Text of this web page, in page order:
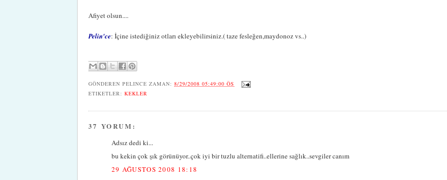
Afiyet olsun....
Pelin'ce: İçine istediğiniz otları ekleyebilirsiniz.( taze fesleğen,maydonoz vs..)
GÖNDEREN PELINCE ZAMAN:8/29/2008 05:49:00 ÖS
ETIKETLER: KEKLER
37 YORUM:
Adsız dedi ki...
bu kekin çok şık görünüyor..çok iyi bir tuzlu alternatifi..ellerine sağlık..sevgiler canım
29 AĞUSTOS 2008 18:18